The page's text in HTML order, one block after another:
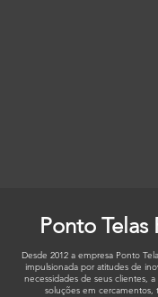
Ponto Telas
Desde 2012 a empresa Ponto
impulsionada por atitudes de
necessidades de seus clientes,
soluções em cercamentos,